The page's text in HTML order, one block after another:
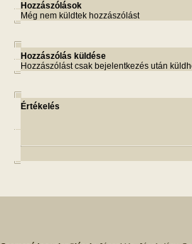
Hozzászólások
Még nem küldtek hozzászólást
Hozzászólás küldése
Hozzászólást csak bejelentkezés után
Értékelés